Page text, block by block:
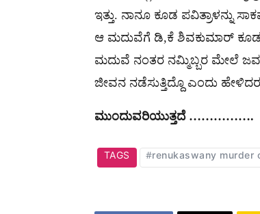
ಇತ್ತು. ನಾನೂ ಕೂಡ ಪವಿತ್ರಾಳನ್ನು
ಆ ಮದುವೆಗೆ ಡಿ,ಕೆ ಶಿವಕುಮಾರ್​​
ಮದುವೆ ನಂತರ ನಮ್ಮಿಬ್ಬರ ಮೇಲೆ
ಜೀವನ ನಡೆಸುತ್ತಿದ್ದೊ ಎಂದು
ಮುಂದುವರಿಯುತ್ತದೆ …………….
TAGS #renukaswany murder